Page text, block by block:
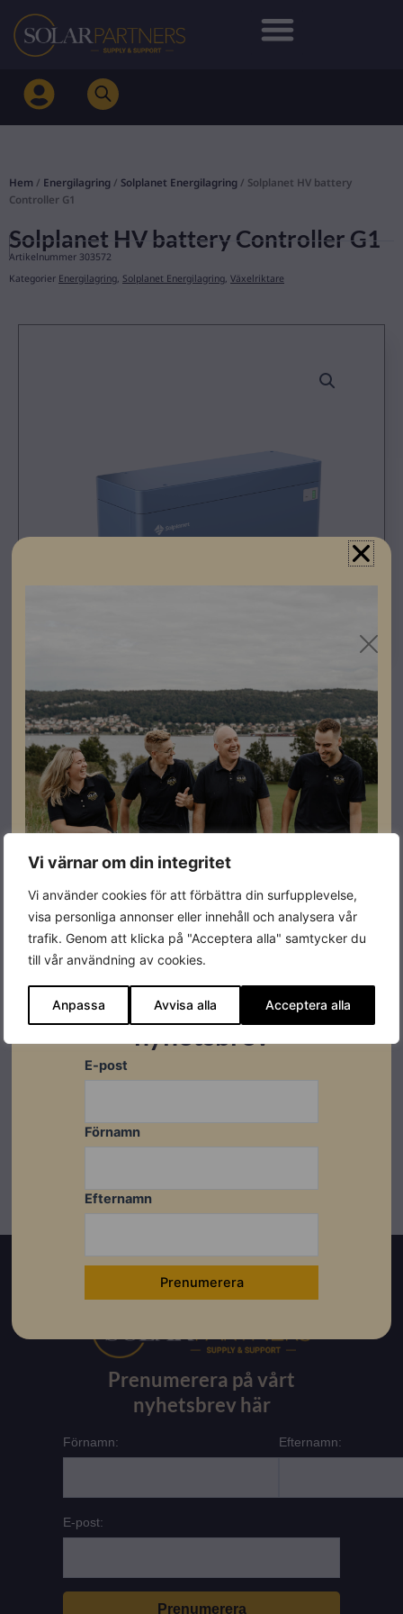
Vi värnar om din integritet
Vi använder cookies för att förbättra din surfupplevelse,
visa personliga annonser eller innehåll och analysera vår
trafik. Genom att klicka på "Acceptera alla" samtycker du
till vår användning av cookies.
Anpassa Avvisa alla Acceptera alla
Hoppa
innehåll
Hem / Energilagring / Solplanet Energilagring / Solplanet HV battery
Controller G1
Solplanet HV battery Controller G1
Artikelnummer 303572
Kategorier Energilagring, Solplanet Energilagring, Växelriktare
Registrera dig som partner för att se priser och kunna
göra beställningar.
Specifikationer
Produktgaranti 10 år
Varumärke Solplanet
Datablad
Ladda ner
Prenumerera på vårt
nyhetsbrev här
Förnamn: Efternamn:
E-post:
Prenumerera på vårt
nyhetsbrev
E-post
Förnamn
Efternamn